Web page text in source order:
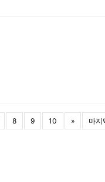
8 9 10 » 마지